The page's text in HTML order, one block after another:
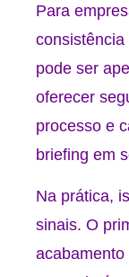
Para
pode ser
oferecer
processo e
briefing em
Na prática,
sinais. O